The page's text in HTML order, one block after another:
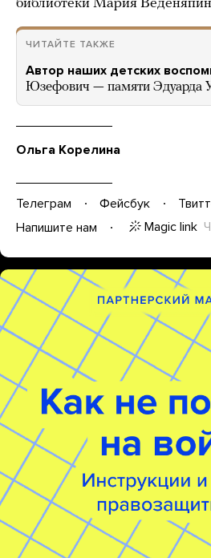
библиотеки Мария
ЧИТАЙТЕ ТАКЖЕ
Автор наших детских
Юзефович — памяти Эдуарда
Ольга Корелина
Телеграм Фейсбук
Напишите нам
Magic link